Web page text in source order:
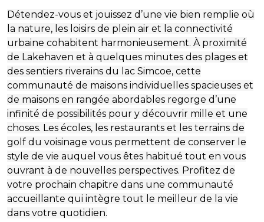
Détendez-vous et jouissez d’une vie bien remplie où
la nature, les loisirs de plein air et la connectivité
urbaine cohabitent harmonieusement. À proximité
de Lakehaven et à quelques minutes des plages et
des sentiers riverains du lac Simcoe, cette
communauté de maisons individuelles spacieuses et
de maisons en rangée abordables regorge d’une
infinité de possibilités pour y découvrir mille et une
choses. Les écoles, les restaurants et les terrains de
golf du voisinage vous permettent de conserver le
style de vie auquel vous êtes habitué tout en vous
ouvrant à de nouvelles perspectives. Profitez de
votre prochain chapitre dans une communauté
accueillante qui intègre tout le meilleur de la vie
dans votre quotidien.